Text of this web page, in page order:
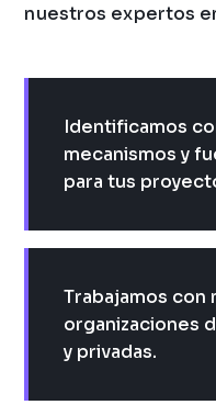
nuestros expertos
Identificamos
mecanismos y
para tus
Trabajamos con
organizaciones
y privadas.